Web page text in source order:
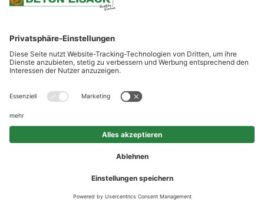
UNSERE LEISTUNGEN
Lieferung von Spezialbeton mit SCC Technologie